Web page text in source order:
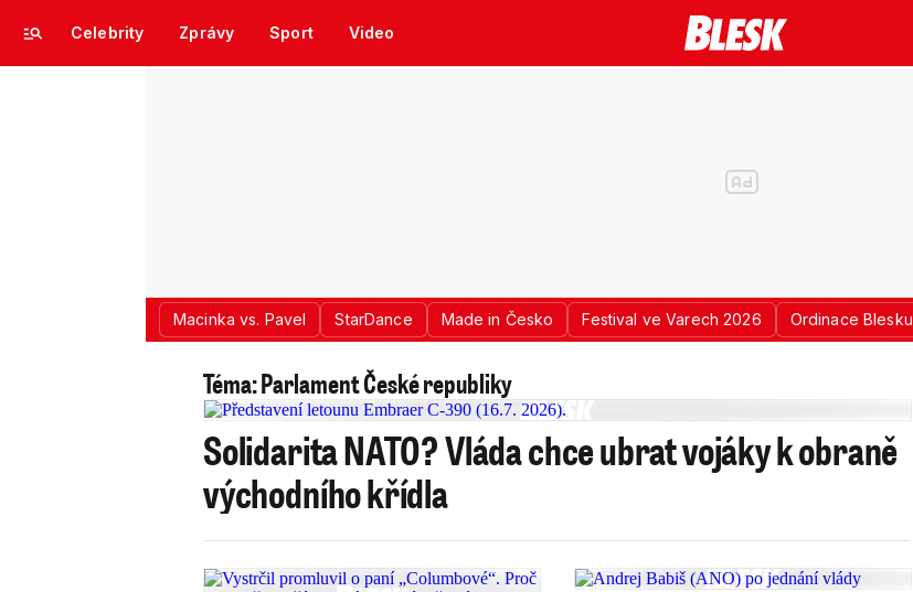
Celebrity Zprávy Sport Video
Macinka vs. Pavel StarDance Made in Česko Festival ve Varech 2026 Ordinace Blesku
Téma: Parlament České republiky
Solidarita NATO? Vláda chce ubrat vojáky k obraně
východního křídla